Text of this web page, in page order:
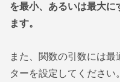
を最小、あるいは最大
ます。
また、関数の引数には
ターを設定してくださ